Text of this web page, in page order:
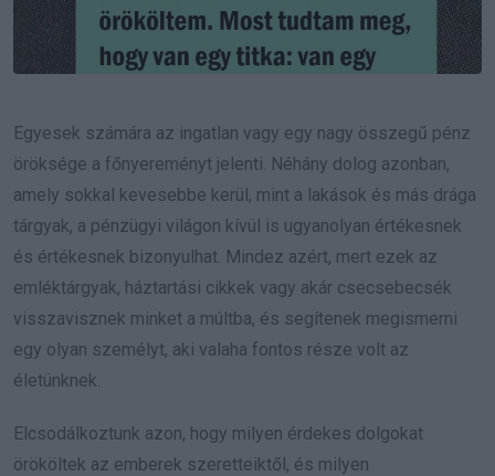
Egyesek számára az ingatlan vagy egy nagy összegű pénz
öröksége a főnyereményt jelenti. Néhány dolog azonban,
amely sokkal kevesebbe kerül, mint a lakások és más drága
tárgyak, a pénzügyi világon kívül is ugyanolyan értékesnek
és értékesnek bizonyulhat. Mindez azért, mert ezek az
emléktárgyak, háztartási cikkek vagy akár csecsebecsék
visszavisznek minket a múltba, és segítenek megismerni
egy olyan személyt, aki valaha fontos része volt az
életünknek.
Elcsodálkoztunk azon, hogy milyen érdekes dolgokat
örököltek az emberek szeretteiktől, és milyen